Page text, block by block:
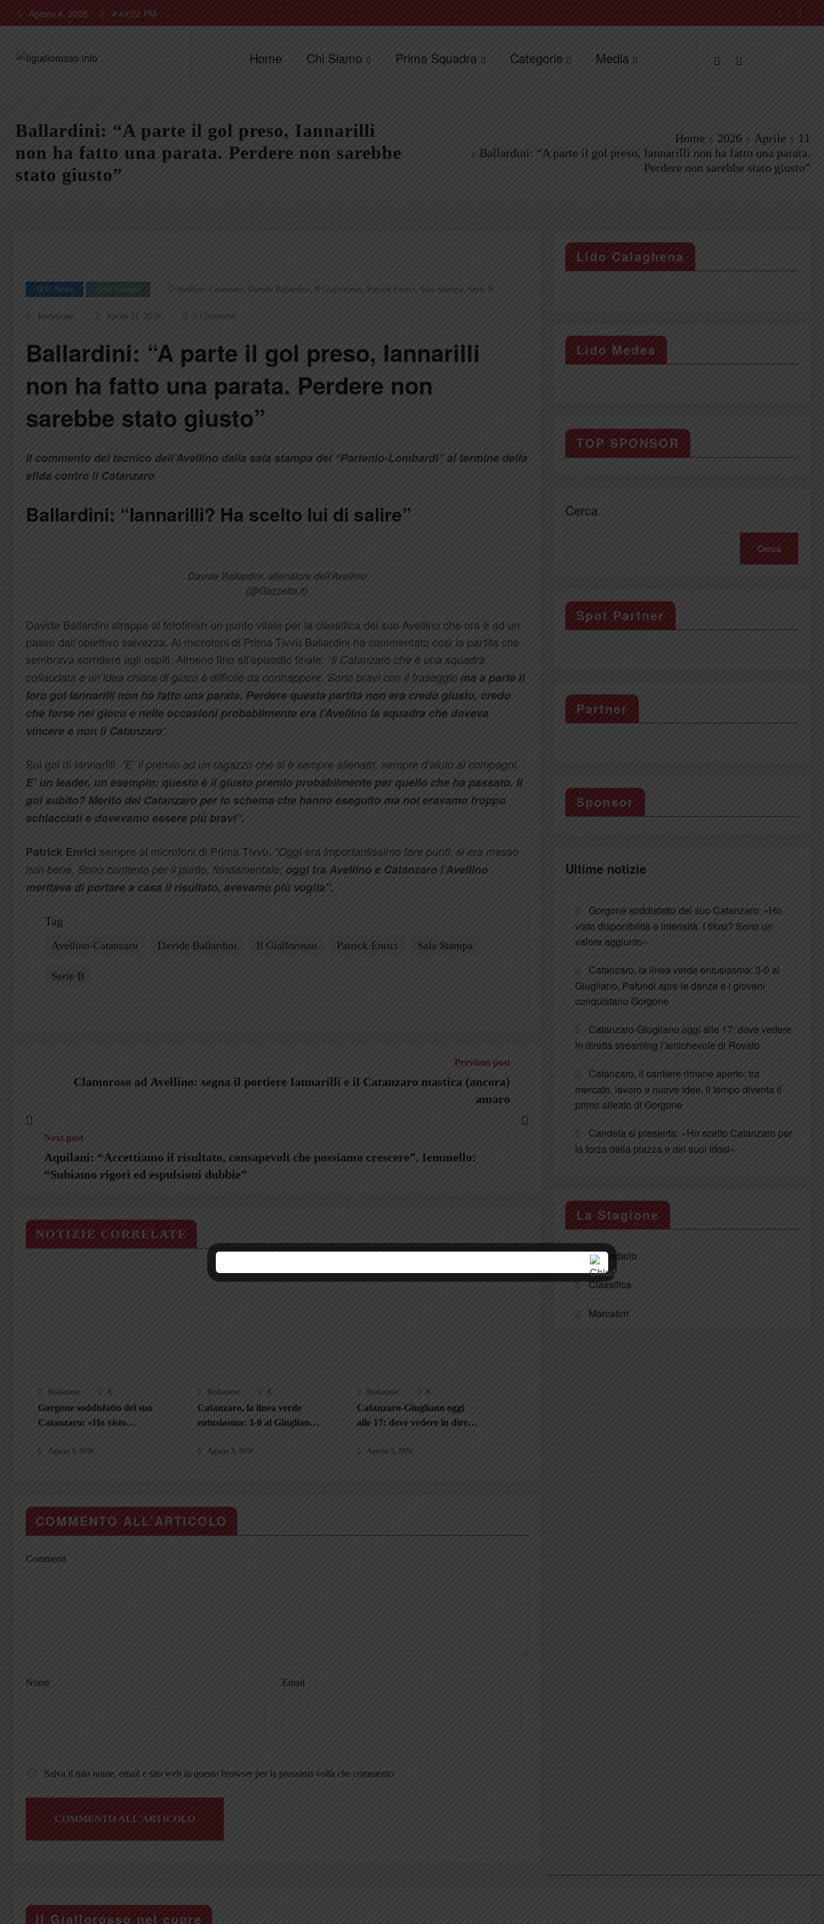
al
Agosto 6, 2026 4:49:23 PM
Home Chi Siamo Prima Squadra Categorie Media
Ballardini: “A parte il gol preso, Iannarilli
non ha fatto una parata. Perdere non sarebbe
stato giusto”
Home 2026 Aprile
11
Ballardini: “A parte il gol preso, Iannarilli non ha fatto una parata.
Perdere non sarebbe stato giusto”
ILG News Sala Stampa Avellino-Catanzaro, Davide Ballardini, Il Giallorosso, Patrick Enrici , Sala Stampa, Serie B
Redazione Aprile 11, 2026 0 Commenti
Ballardini: “A parte il gol preso, Iannarilli
non ha fatto una parata. Perdere non
sarebbe stato giusto”
Il commento del tecnico dell’Avellino dalla sala stampa del “Partenio-Lombardi” al termine della
sfida contro il Catanzaro
Ballardini: “Iannarilli? Ha scelto lui di salire”
Davide Ballardini, allenatore dell’Avellino
(@Gazzetta.it)
Davide Ballardini strappa al fotofinish un punto vitale per la classifica del suo Avellino che ora è ad un
passo dall’obiettivo salvezza. Ai microfoni di Prima Tivvù Ballardini ha commentato così la partita che
sembrava sorridere agli ospiti. Almeno fino all’episodio finale: “Il Catanzaro che è una squadra
collaudata e un’idea chiara di gioco è difficile da contrappore. Sono bravi con il fraseggio ma a parte il
loro gol Iannarilli non ha fatto una parata. Perdere questa partita non era credo giusto, credo
che forse nel gioco e nelle occasioni probabilmente era l’Avellino la squadra che doveva
vincere e non il Catanzaro“.
Sul gol di Iannarilli. “E’ il premio ad un ragazzo che si è sempre allenato, sempre d’aiuto ai compagni.
E’ un leader, un esempio: questo è il giusto premio probabilmente per quello che ha passato. Il
gol subito? Merito del Catanzaro per lo schema che hanno eseguito ma noi eravamo troppo
schiacciati e dovevamo essere più bravi”.
Patrick Enrici sempre ai microfoni di Prima Tivvù. “Oggi era importantissimo fare punti, si era messo
non bene. Sono contento per il punto, fondamentale: oggi tra Avellino e Catanzaro l’Avellino
meritava di portare a casa il risultato, avevamo più voglia”.
Tag
Avellino-Catanzaro Davide Ballardini Il Giallorosso Patrick Enrici Sala Stampa
Serie B
Previous post
Clamoroso ad Avellino: segna il portiere Iannarilli e il Catanzaro mastica (ancora)
amaro
Next post
Aquilani: “Accettiamo il risultato, consapevoli che possiamo crescere”. Iemmello:
“Subiamo rigori ed espulsioni dubbie”
NOTIZIE CORRELATE
Redazione 0
Gorgone soddisfatto del suo
Catanzaro: «Ho visto
tifosi? Sono un valore
Agosto 5, 2026
Redazione 0
Catanzaro, la linea verde
entusiasma: 3-0 al Giugliano,
giovani conquistano Gorgone
Agosto 5, 2026
Redazione 0
Catanzaro-Giugliano oggi
alle 17: dove vedere in diretta
Rovato
Agosto 5, 2026
COMMENTO ALL'ARTICOLO
Commenti
Nome Email
Salva il mio nome, email e sito web in questo browser per la prossima volta che commento.
Lido Calaghena
Lido Medea
TOP SPONSOR
Cerca
Cerca
Spot Partner
Partner
Sponsor
Ultime notizie
Gorgone soddisfatto del suo Catanzaro: «Ho
visto disponibilità e intensità. I tifosi? Sono un
valore aggiunto»
Catanzaro, la linea verde entusiasma: 3-0 al
Giugliano, Pafundi apre le danze e i giovani
conquistano Gorgone
Catanzaro-Giugliano oggi alle 17: dove vedere
in diretta streaming l’amichevole di Rovato
Catanzaro, il cantiere rimane aperto: tra
mercato, lavoro e nuove idee, il tempo diventa il
primo alleato di Gorgone
Candela si presenta: «Ho scelto Catanzaro per
la forza della piazza e dei suoi tifosi»
La Stagione
Calendario
Classifica
Marcatori
Il Giallorosso nel cuore